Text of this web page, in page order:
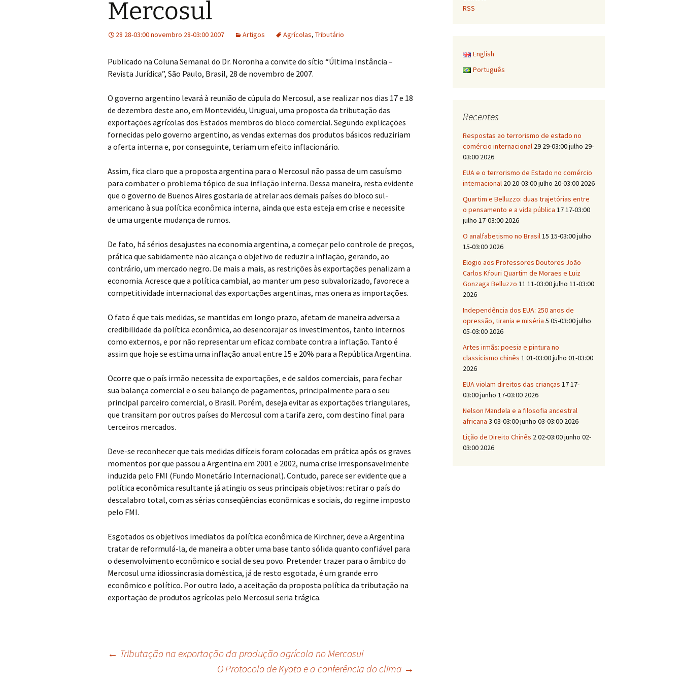
Mercosul
28 28-03:00 novembro 28-03:00 2007 Artigos Agrícolas, Tributário
Publicado na Coluna Semanal do Dr. Noronha a convite do sítio “Última Instância –
Revista Jurídica”, São Paulo, Brasil, 28 de novembro de 2007.
O governo argentino levará à reunião de cúpula do Mercosul, a se realizar nos dias 17 e 18
de dezembro deste ano, em Montevidéu, Uruguai, uma proposta da tributação das
exportações agrícolas dos Estados membros do bloco comercial. Segundo explicações
fornecidas pelo governo argentino, as vendas externas dos produtos básicos reduziriam
a oferta interna e, por conseguinte, teriam um efeito inflacionário.
Assim, fica claro que a proposta argentina para o Mercosul não passa de um casuísmo
para combater o problema tópico de sua inflação interna. Dessa maneira, resta evidente
que o governo de Buenos Aires gostaria de atrelar aos demais países do bloco sul-
americano à sua política econômica interna, ainda que esta esteja em crise e necessite
de uma urgente mudança de rumos.
De fato, há sérios desajustes na economia argentina, a começar pelo controle de preços,
prática que sabidamente não alcança o objetivo de reduzir a inflação, gerando, ao
contrário, um mercado negro. De mais a mais, as restrições às exportações penalizam a
economia. Acresce que a política cambial, ao manter um peso subvalorizado, favorece a
competitividade internacional das exportações argentinas, mas onera as importações.
O fato é que tais medidas, se mantidas em longo prazo, afetam de maneira adversa a
credibilidade da política econômica, ao desencorajar os investimentos, tanto internos
como externos, e por não representar um eficaz combate contra a inflação. Tanto é
assim que hoje se estima uma inflação anual entre 15 e 20% para a República Argentina.
Ocorre que o país irmão necessita de exportações, e de saldos comerciais, para fechar
sua balança comercial e o seu balanço de pagamentos, principalmente para o seu
principal parceiro comercial, o Brasil. Porém, deseja evitar as exportações triangulares,
que transitam por outros países do Mercosul com a tarifa zero, com destino final para
terceiros mercados.
Deve-se reconhecer que tais medidas difíceis foram colocadas em prática após os graves
momentos por que passou a Argentina em 2001 e 2002, numa crise irresponsavelmente
induzida pelo FMI (Fundo Monetário Internacional). Contudo, parece ser evidente que a
política econômica resultante já atingiu os seus principais objetivos: retirar o país do
descalabro total, com as sérias conseqüências econômicas e sociais, do regime imposto
pelo FMI.
Esgotados os objetivos imediatos da política econômica de Kirchner, deve a Argentina
tratar de reformulá-la, de maneira a obter uma base tanto sólida quanto confiável para
o desenvolvimento econômico e social de seu povo. Pretender trazer para o âmbito do
Mercosul uma idiossincrasia doméstica, já de resto esgotada, é um grande erro
econômico e político. Por outro lado, a aceitação da proposta política da tributação na
exportação de produtos agrícolas pelo Mercosul seria trágica.
Navegação
← Tributação na exportação da produção agrícola no Mercosul
O Protocolo de Kyoto e a conferência do clima →
RSS
English
Português
Recentes
Respostas ao terrorismo de estado no
comércio internacional 29 29-03:00 julho 29-
03:00 2026
EUA e o terrorismo de Estado no comércio
internacional 20 20-03:00 julho 20-03:00 2026
Quartim e Belluzzo: duas trajetórias entre
o pensamento e a vida pública 17 17-03:00
julho 17-03:00 2026
O analfabetismo no Brasil15 15-03:00 julho
15-03:00 2026
Elogio aos Professores Doutores João
Carlos Kfouri Quartim de Moraes e Luiz
Gonzaga Belluzzo 11 11-03:00 julho 11-03:00
2026
Independência dos EUA: 250 anos de
opressão, tirania e miséria 5 05-03:00 julho
05-03:00 2026
Artes irmãs: poesia e pintura no
classicismo chinês 1 01-03:00 julho 01-03:00
2026
EUA violam direitos das crianças 17 17-
03:00 junho 17-03:00 2026
Nelson Mandela e a filosofia ancestral
africana 3 03-03:00 junho 03-03:00 2026
Lição de Direito Chinês 2 02-03:00 junho 02-
03:00 2026